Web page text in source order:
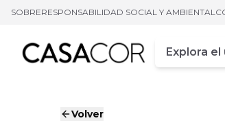
SOBRERESPONSABILIDAD SOCIAL Y AMBIENTAL
Campo de
Ingrese al
Volver